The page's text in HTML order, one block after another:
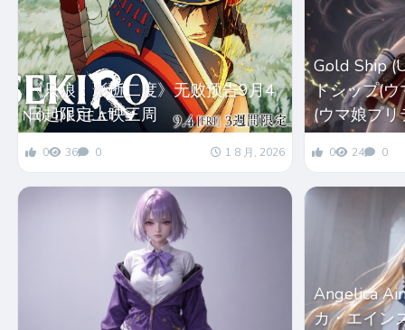
《只狼：影逝二度》无败预告9月4
日起限定上映三周
0 36 0 1 8 月, 2026
Gold Ship
ドシップ(
(ウマ娘プ
0 24 0
Angelica
カ・エイン